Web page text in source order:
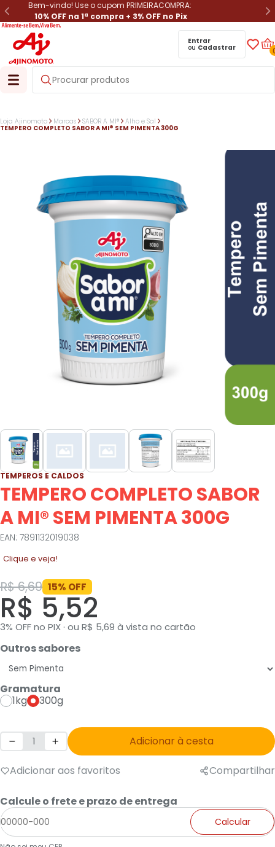
Bem-vindo! Use o cupom PRIMEIRACOMPRA:
10% OFF na 1ª compra + 3% OFF no Pix
Entrar
ou Cadastrar
Loja Ajinomoto Marcas SABOR A MI® Alho e Sal
TEMPERO COMPLETO SABOR A MI® SEM PIMENTA 300G
TEMPEROS E CALDOS
TEMPERO COMPLETO SABOR
A MI® SEM PIMENTA 300G
EAN: 7891132019038
Clique e veja!
R$ 6,69 15% OFF
R$ 5,52
3% OFF no PIX · ou R$ 5,69 à vista no cartão
Outros sabores
Gramatura
1kg
300g
Adicionar à cesta
Adicionar aos favoritos Compartilhar
Calcule o frete e prazo de entrega
Calcular